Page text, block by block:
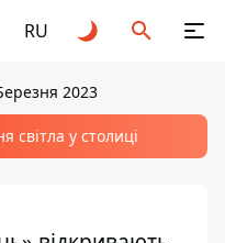
RU
2023
світла у столиці